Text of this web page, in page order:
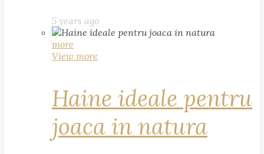
5 years ago
more
View more
Haine ideale pentru
joaca in natura